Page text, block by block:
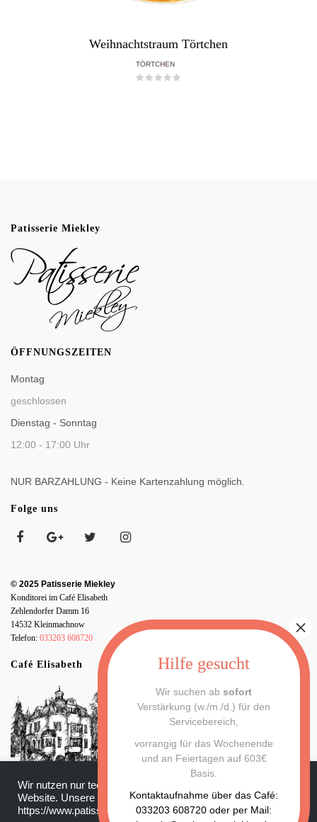
Weihnachtstraum Törtchen
TÖRTCHEN
Patisserie Miekley
ÖFFNUNGSZEITEN
Montag
geschlossen
Dienstag - Sonntag
12:00 - 17:00 Uhr
NUR BARZAHLUNG - Keine Kartenzahlung möglich.
Folge uns
© 2025 Patisserie Miekley
Konditorei im Café Elisabeth
Zehlendorfer Damm 16
14532 Kleinmachnow
Telefon: 033203 608720
Café Elisabeth
Datenschutz|Impressum
Wir nutzen nur technisch notwendige Cookies für unsere
Website. Unsere Datenschutzerklärung finden Sie hier:
https://www.patisserie-miekley.de/datenschutz/
Wir suchen ab sofort
Verstärkung (w./m./d.) für den
Servicebereich,
vorrangig für das Wochenende
und an Feiertagen auf 603€
Basis.
Kontaktaufnahme über das Café:
033203 608720 oder per Mail: